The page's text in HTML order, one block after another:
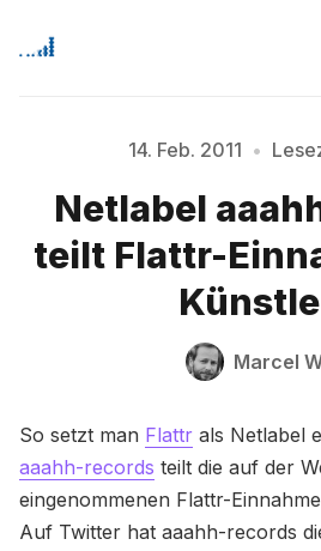
Signup
Bitte geben Sie mindestens
14. Feb. 2011 •
Netlabel
teilt Flattr-
Marcel
So setzt man Flattr als Netlabel
aaahh-records teilt die auf der
eingenommenen Flattr-
Auf Twitter hat aaahh-records